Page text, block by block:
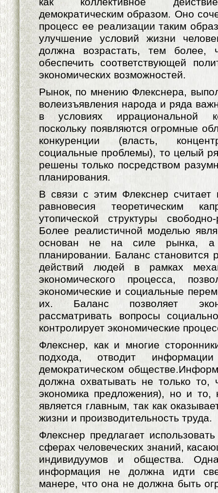
демократическим образом. Оно
процесс ее реализации таким
улучшение условий жизни
должна возрастать, тем
обеспечить соответствующей
экономических возможностей.
Рынок, по мнению Флекснера,
волеизъявления народа и ряда
в условиях иррациональной
поскольку появляются огромные
конкуренции (власть,
социальные проблемы), то целый
решены только посредством
планирования.
В связи с этим Флекснер считает
равновесия теоретическим
утопической структуры
Более реалистичной моделью
основан не на силе рынка, а
планировании. Баланс становится
действий людей в рамках
экономического процесса,
экономические и социальные
их. Баланс позволяет
рассматривать вопросы
контролирует экономические
Флекснер, как и многие
подхода, отводит
демократическом
должна охватывать не только то,
экономика предложения), но и то,
является главным, так как
жизни и производительность труда.
Флекснер предлагает
сферах человеческих знаний,
индивидуумов и общества.
информация не должна идти
манере, что она не должна быть